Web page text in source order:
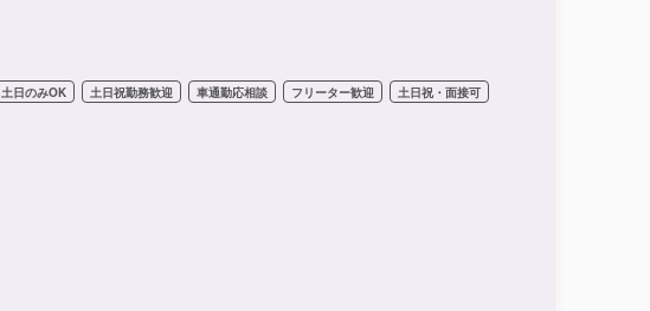
土日のみOK 土日祝勤務歓迎 車通勤応相談 フリーター歓迎 土日祝・面接可